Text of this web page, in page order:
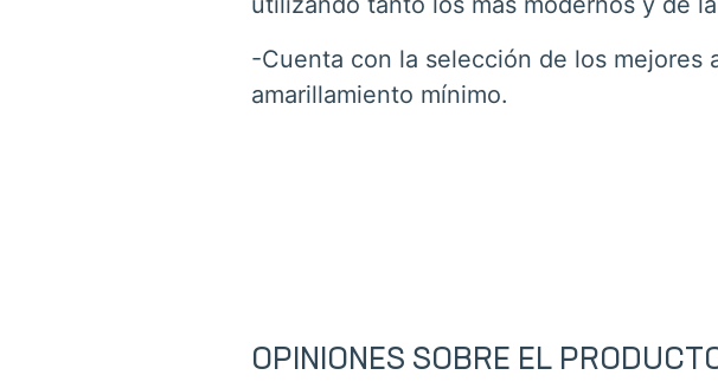
-Cuenta con la selección de los mejores
amarillamiento mínimo.
OPINIONES SOBRE EL